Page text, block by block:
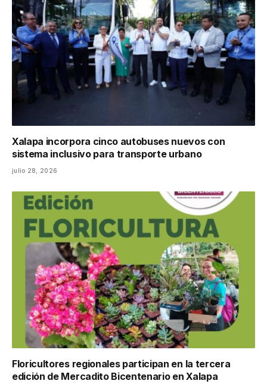
Xalapa incorpora cinco autobuses nuevos con
sistema inclusivo para transporte urbano
julio 28, 2026
Floricultores regionales participan en la tercera
edición de Mercadito Bicentenario en Xalapa